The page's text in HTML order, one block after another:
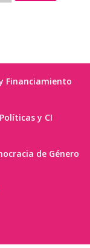
Financiamiento
y CI
de Género